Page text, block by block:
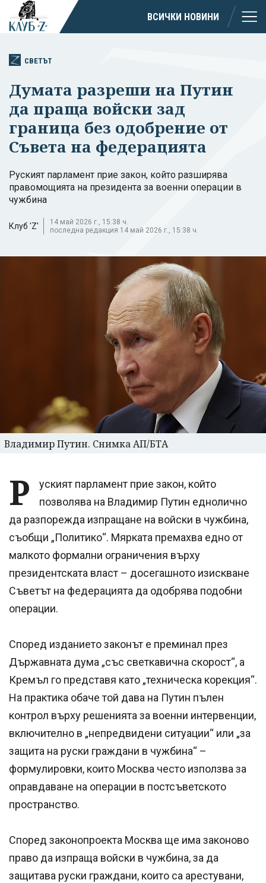
ВСИЧКИ НОВИНИ
СВЕТЪТ
Думата разреши на Путин
да праща войски зад
граница без одобрение от
Съвета на федерацията
Руският парламент прие закон, който разширява
правомощията на президента за военни операции в
чужбина
Клуб 'Z'
14 май 2026 г., 15:38 ч.
последна редакция 14 май 2026 г., 15:38 ч.
Владимир Путин. Снимка АП/БТА
Р
уският парламент прие закон, който
позволява на Владимир Путин еднолично
да разпорежда изпращане на войски в чужбина,
съобщи „Политико“. Мярката премахва едно от
малкото формални ограничения върху
президентската власт – досегашното изискване
Съветът на федерацията да одобрява подобни
операции.
Според изданието законът е преминал през
Държавната дума „със светкавична скорост“, а
Кремъл го представя като „техническа корекция“.
На практика обаче той дава на Путин пълен
контрол върху решенията за военни интервенции,
включително в „непредвидени ситуации“ или „за
защита на руски граждани в чужбина“ –
формулировки, които Москва често използва за
оправдаване на операции в постсъветското
пространство.
Според законопроекта Москва ще има законово
право да изпраща войски в чужбина, за да
защитава руски граждани, които са арестувани,